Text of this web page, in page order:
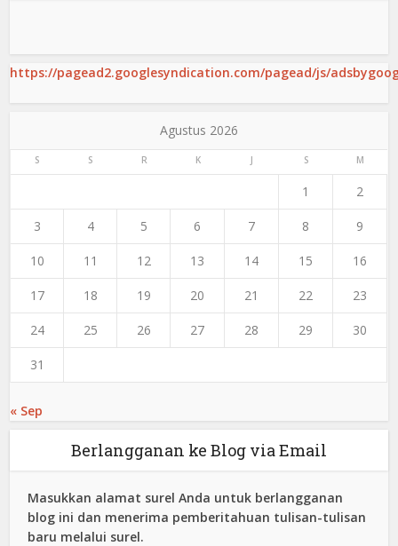
https://pagead2.googlesyndication.com/pagead/js/
Agustus 2026
S S R K J S M
1 2
3 4 5 6 7 8 9
10 11 12 13 14 15 16
17 18 19 20 21 22 23
24 25 26 27 28 29 30
31
« Sep
Berlangganan ke Blog via Email
Masukkan alamat surel Anda untuk berlangganan
blog ini dan menerima pemberitahuan tulisan-tulisan
baru melalui surel.